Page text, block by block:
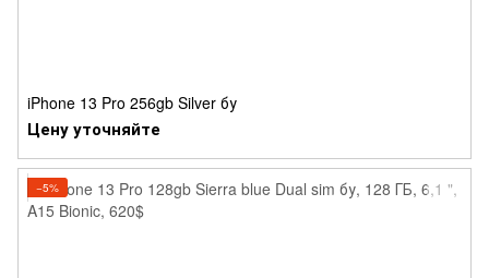
iPhone 13 Pro 256gb Silver бу
Цену уточняйте
−5%